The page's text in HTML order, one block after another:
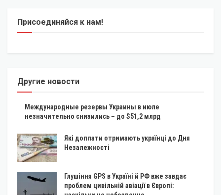
Присоединяйся к нам!
Другие новости
Международные резервы Украины в июле
незначительно снизились – до $51,2 млрд
Які доплати отримають українці до Дня
Незалежності
Глушіння GPS в Україні й РФ вже завдає
проблем цивільній авіації в Європі: